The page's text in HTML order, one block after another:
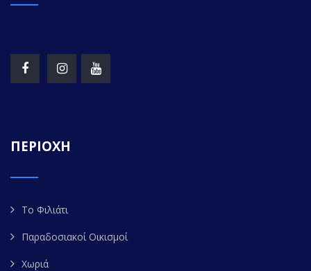
ΠΕΡΙΟΧΗ
Το Φιλιάτι
Παραδοσιακοί Οικισμοί
Χωριά